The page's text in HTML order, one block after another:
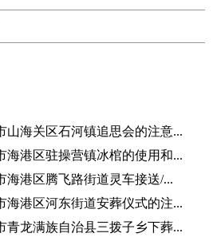
山海关区石河镇追思会的注意...
海港区驻操营镇冰棺的使用和...
海港区腾飞路街道灵车接送/...
海港区河东街道安葬仪式的注...
青龙满族自治县三拨子乡下葬...